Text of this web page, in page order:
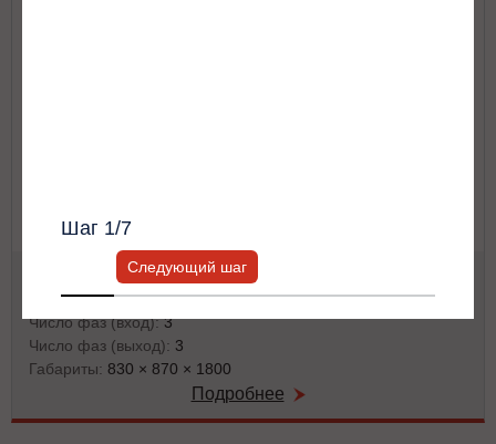
двойного преобразования (on-line)
Мощность:160 кВА / 144 кВт
Число фаз (вход):3
Число фаз (выход): 3
Габариты: 830 × 870 × 1800
Подробнее
Шаг 1/7
Следующий шаг